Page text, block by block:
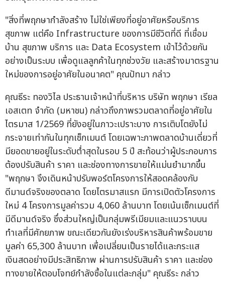
"สิ่งที่พฤกษากำลังสร้าง ไม่ใช่เพียงที่อยู่อาศัยหรือบริการ
สุขภาพ แต่คือ Infrastructure ของการมีชีวิตที่ดี ที่เชื่อม
บ้าน สุขภาพ บริการ และ Data Ecosystem เข้าไว้ด้วยกัน
อย่างเป็นระบบ เพื่อดูแลลูกค้าในทุกช่วงวัย และสร้างมาตรฐาน
ใหม่ของการอยู่อาศัยในอนาคต" คุณปัทมา กล่าว
คุณธีระ ทองวิไล ประธานเจ้าหน้าที่บริหาร บริษัท พฤกษา เรียล
เอสเตท จำกัด (มหาชน) กล่าวถึงภาพรวมตลาดที่อยู่อาศัยใน
ไตรมาส 1/2569 ที่ยังอยู่ในภาวะเปราะบาง การเติบโตยังไม่
กระจายเท่ากันในทุกเซ็กเมนต์ โดยเฉพาะภาพตลาดบ้านเดี่ยวที่
มียอดขายอยู่ในระดับต่ำสุดในรอบ 5 ปี สะท้อนว่าผู้ประกอบการ
ต้องปรับสินค้า ราคา และช่องทางการขายให้แม่นยำมากขึ้น
"พฤกษา จึงเดินหน้าปรับพอร์ตโครงการให้สอดคล้องกับ
ดีมานด์จริงของตลาด โดยไตรมาสแรก มีการเปิดตัวโครงการ
ใหม่ 4 โครงการมูลค่ารวม 4,060 ล้านบาท โดยเน้นเซ็กเมนต์ที่
มีดีมานด์จริง ซึ่งส่วนใหญ่เป็นกลุ่มพรีเมียมและแนวราบบน
ทำเลที่มีศักยภาพ ขณะเดียวกันยังเร่งบริหารสินค้าพร้อมขาย
มูลค่า 65,300 ล้านบาท เพื่อเปลี่ยนเป็นรายได้และกระแส
เงินสดอย่างมีประสิทธิภาพ ผ่านการปรับสินค้า ราคา และช่อง
ทางขายให้ตอบโจทย์กำลังซื้อในแต่ละกลุ่ม" คุณธีระ กล่าว